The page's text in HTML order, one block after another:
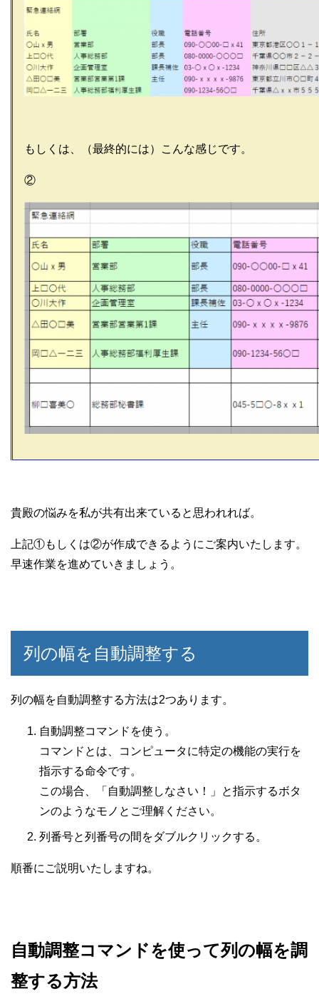
もしくは、（最終的には）こんな感じです。
②
貴殿の悩みを私が共有出来ていると思われれば。
上記①もしくは②が作成できるようにご案内いたします。
早速作業を進めていきましょう。
列の幅を自動調整する
列の幅を自動調整する方法は2つあります。
自動調整コマンドを使う。
コマンドとは、コンピュータに特定の機能の実行を
指示する命令です。
この場合、「自動調整しなさい！」と指示するボタ
ンのようなモノとご理解ください。
列番号と列番号の間をダブルクリックする。
順番にご説明いたしますね。
自動調整コマンドを使って列の幅を調
整する方法